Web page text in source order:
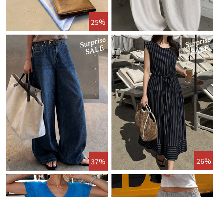
25%
37% 26%